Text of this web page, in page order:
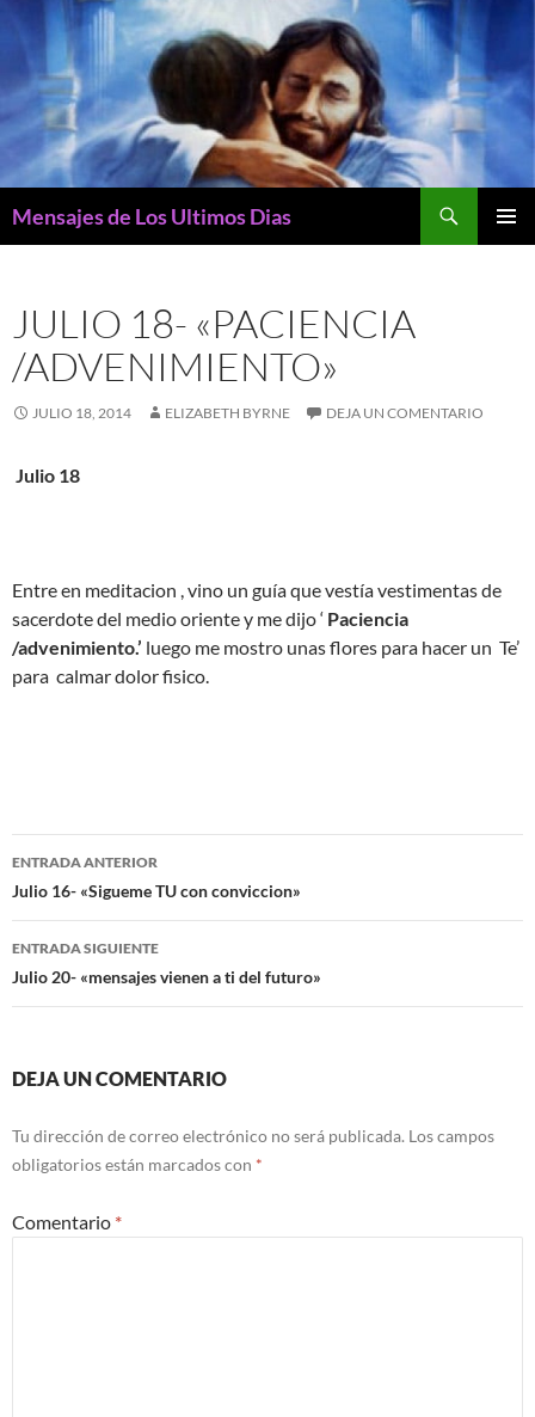
Mensajes de Los Ultimos Dias
JULIO 18- «PACIENCIA
/ADVENIMIENTO»
JULIO 18, 2014 ELIZABETH BYRNE DEJA UN COMENTARIO
Julio 18
Entre en meditacion , vino un guía que vestía vestimentas de
sacerdote del medio oriente y me dijo ‘ Paciencia
/advenimiento.’ luego me mostro unas flores para hacer un Te’
para calmar dolor fisico.
Navegación
de
entradas
ENTRADA ANTERIOR
Julio 16- «Sigueme TU con conviccion»
ENTRADA SIGUIENTE
Julio 20- «mensajes vienen a ti del futuro»
DEJA UN COMENTARIO
Tu dirección de correo electrónico no será publicada. Los campos
obligatorios están marcados con *
Comentario *